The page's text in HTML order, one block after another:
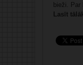
bieži.
Lasīt